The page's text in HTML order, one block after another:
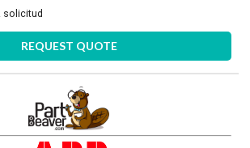
solicitud
REQUEST QUOTE